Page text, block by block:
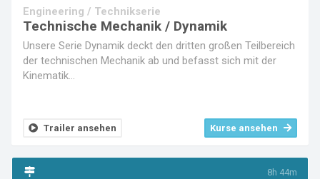
Engineering / Technikserie
Technische Mechanik / Dynamik
Unsere Serie Dynamik deckt den dritten großen Teilbereich
der technischen Mechanik ab und befasst sich mit der
Kinematik...
Trailer ansehen Kurse ansehen
8h 44m